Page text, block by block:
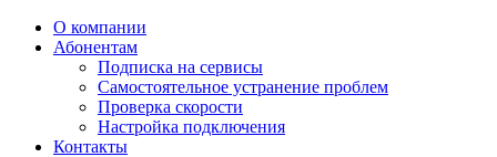
О компании
Абонентам
Подписка на сервисы
Самостоятельное устранение проблем
Проверка скорости
Настройка подключения
Контакты